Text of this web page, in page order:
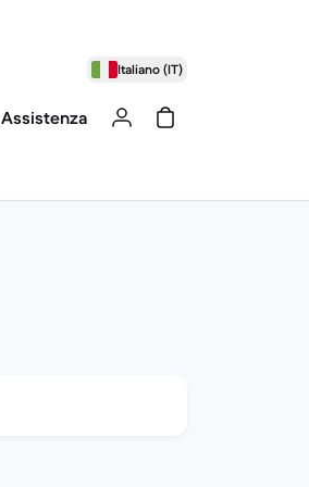
Italiano (IT)
Assistenza